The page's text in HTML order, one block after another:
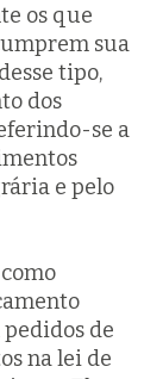
os que
sua
tipo,
dos
se a
e pelo
de
na lei de